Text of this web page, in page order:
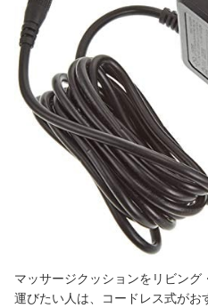
マッサージクッションをリビン
運びたい人は、コードレス式がお